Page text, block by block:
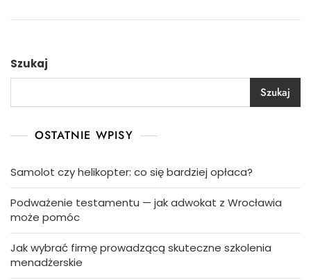
Szukaj
Szukaj
OSTATNIE WPISY
Samolot czy helikopter: co się bardziej opłaca?
Podważenie testamentu — jak adwokat z Wrocławia
może pomóc
Jak wybrać firmę prowadzącą skuteczne szkolenia
menadżerskie